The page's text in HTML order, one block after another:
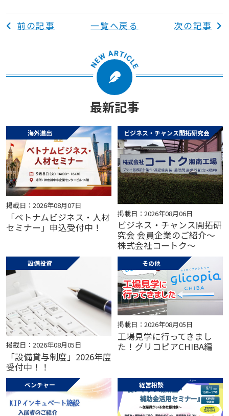
前の記事 一覧へ戻る 次の記事
最新記事
海外進出
掲載日：2026年08月07日
「ベトナムビジネス・人材
セミナー」申込受付中！
ビジネス・チャンス開拓研究会
掲載日：2026年08月06日
ビジネス・チャンス開拓研
究会 会員企業のご紹介～
株式会社コートク～
設備投資
掲載日：2026年08月05日
「設備貸与制度」2026年度
受付中！！
その他
掲載日：2026年08月05日
工場見学に行ってきまし
た！グリコピアCHIBA編
ベンチャー 経営相談